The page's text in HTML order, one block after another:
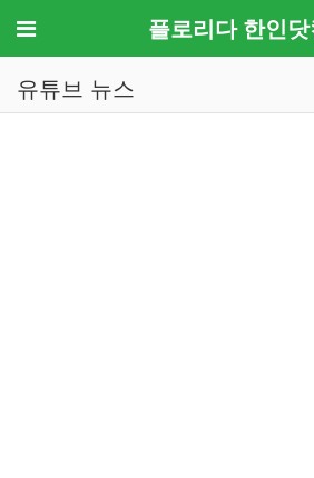
메뉴 플로리다 한인닷
유튜브 뉴스